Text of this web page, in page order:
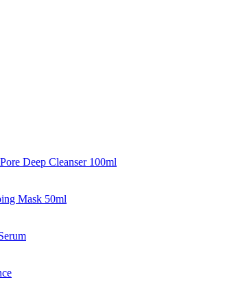
Deep Cleanser 100ml
Mask 50ml